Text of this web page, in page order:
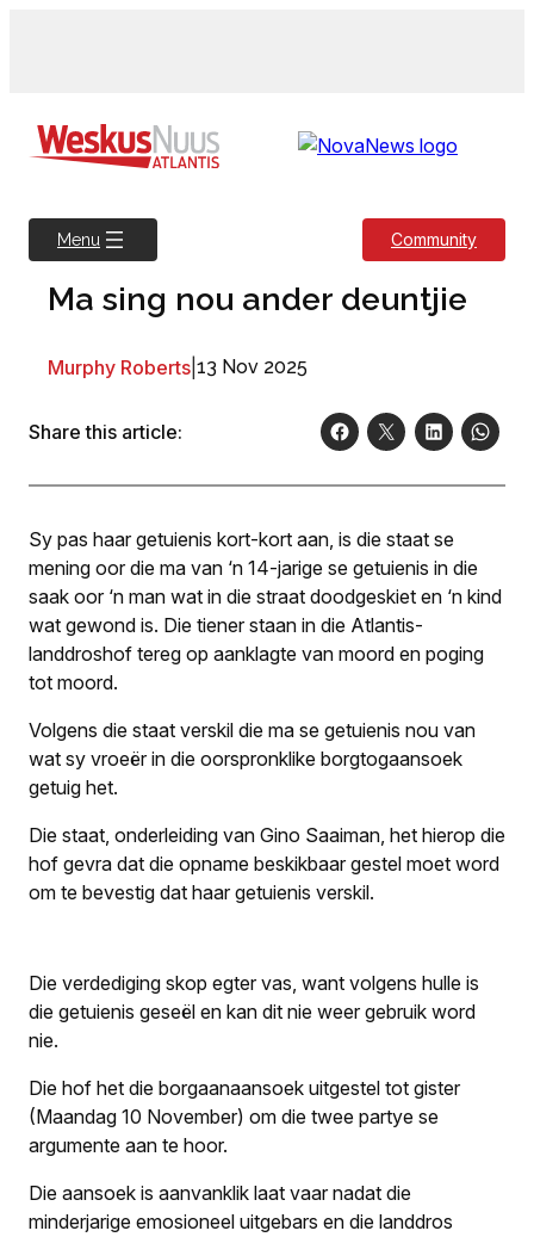
Menu Community
Ma sing nou ander deuntjie
Murphy Roberts 13 Nov 2025
Share this article:
Sy pas haar getuienis kort-kort aan, is die staat se
mening oor die ma van ‘n 14-jarige se getuienis in die
saak oor ‘n man wat in die straat doodgeskiet en ‘n kind
wat gewond is. Die tiener staan in die Atlantis-
landdroshof tereg op aanklagte van moord en poging
tot moord.
Volgens die staat verskil die ma se getuienis nou van
wat sy vroeër in die oorspronklike borgtogaansoek
getuig het.
Die staat, onderleiding van Gino Saaiman, het hierop die
hof gevra dat die opname beskikbaar gestel moet word
om te bevestig dat haar getuienis verskil.
Die verdediging skop egter vas, want volgens hulle is
die getuienis geseël en kan dit nie weer gebruik word
nie.
Die hof het die borgaanaansoek uitgestel tot gister
(Maandag 10 November) om die twee partye se
argumente aan te hoor.
Die aansoek is aanvanklik laat vaar nadat die
minderjarige emosioneel uitgebars en die landdros